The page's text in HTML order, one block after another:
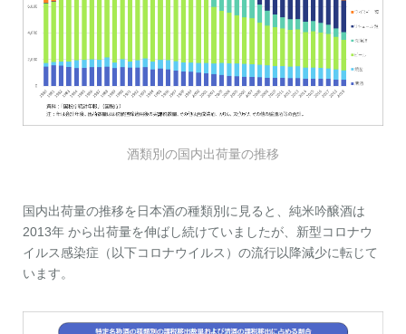
酒類別の国内出荷量の推移
国内出荷量の推移を日本酒の種類別に見ると、純米吟醸酒は
2013年 から出荷量を伸ばし続けていましたが、新型コロナウ
イルス感染症（以下コロナウイルス）の流行以降減少に転じて
います。